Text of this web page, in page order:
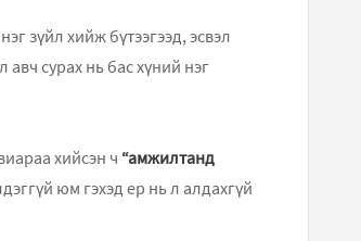
зүйл хийж бүтээгээд, эсвэл
авч сурах нь бас хүний нэг
хийсэн ч “амжилтанд
юм гэхэд ер нь л алдахгүй